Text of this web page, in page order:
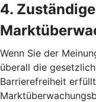
4. Zuständige
Wenn Sie der
überall die
Barrierefreiheit